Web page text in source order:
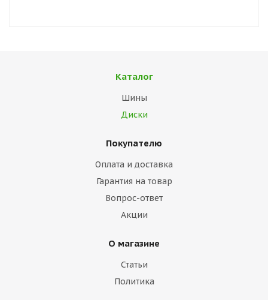
Каталог
Шины
Диски
Покупателю
Оплата и доставка
Гарантия на товар
Вопрос-ответ
Акции
О магазине
Статьи
Политика